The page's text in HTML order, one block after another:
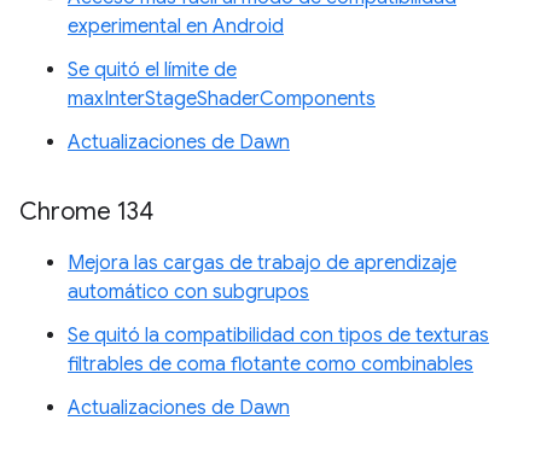
experimental en Android
Se quitó el límite de
maxInterStageShaderComponents
Actualizaciones de Dawn
Chrome 134
Mejora las cargas de trabajo de aprendizaje
automático con subgrupos
Se quitó la compatibilidad con tipos de texturas
filtrables de coma flotante como combinables
Actualizaciones de Dawn